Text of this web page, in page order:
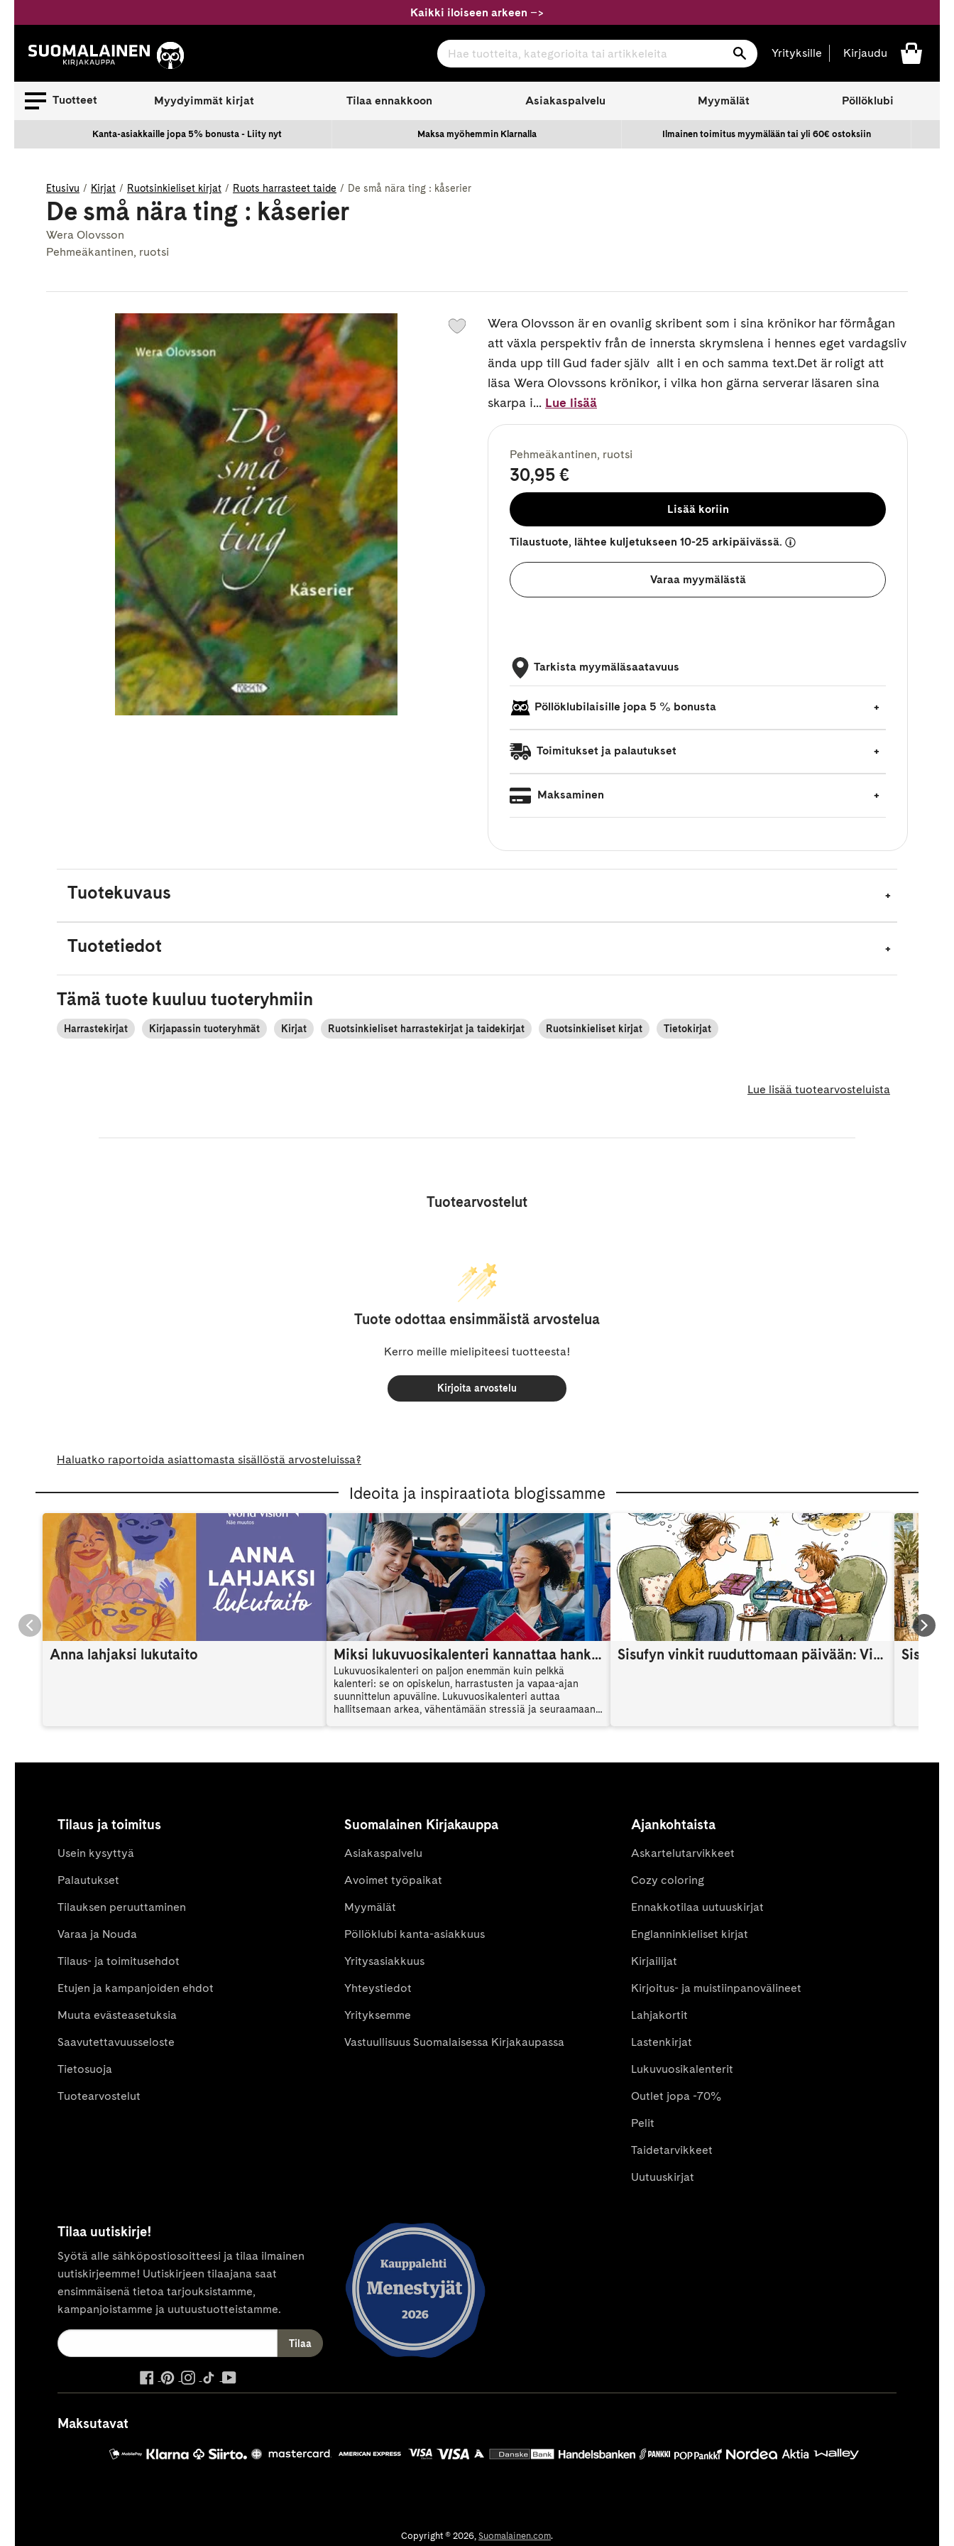
sisältöön
Kaikki iloiseen arkeen –>
Suomalainen.com Hae tuotteita, kategorioita tai artikkeleita
Hae Yrityksille Kirjaudu
Tuotteet Myydyimmät kirjat Tilaa ennakkoon Asiakaspalvelu Myymälät Pöllöklubi
Kanta-asiakkaille jopa 5% bonusta - Liity nyt Maksa myöhemmin Klarnalla Ilmainen toimitus myymälään tai yli 60€ ostoksiin
Etusivu Kirjat Ruotsinkieliset kirjat Ruots harrasteet taide De små nära ting : kåserier
De små nära ting : kåserier
Wera Olovsson
Pehmeäkantinen, ruotsi
Wera Olovsson är en ovanlig skribent som i sina krönikor har förmågan
att växla perspektiv från de innersta skrymslena i hennes eget vardagsliv
ända upp till Gud fader själv  allt i en och samma text.Det är roligt att
läsa Wera Olovssons krönikor, i vilka hon gärna serverar läsaren sina
skarpa i... Lue lisää
Pehmeäkantinen, ruotsi
30,95 €
Lisää koriin
Tilaustuote, lähtee kuljetukseen 10-25 arkipäivässä.
Varaa myymälästä
Tarkista myymäläsaatavuus
Pöllöklubilaisille jopa 5 % bonusta
Toimitukset ja palautukset
Maksaminen
Tuotekuvaus
Tuotetiedot
Tämä tuote kuuluu tuoteryhmiin
Harrastekirjat Kirjapassin tuoteryhmät Kirjat Ruotsinkieliset harrastekirjat ja taidekirjat Ruotsinkieliset kirjat Tietokirjat
Lue lisää tuotearvosteluista
Tuotearvostelut
Tuote odottaa ensimmäistä arvostelua
Kerro meille mielipiteesi tuotteesta!
Kirjoita arvostelu
Haluatko raportoida asiattomasta sisällöstä arvosteluissa?
Ideoita ja inspiraatiota blogissamme
Anna lahjaksi lukutaito Miksi lukuvuosikalenteri kannattaa hankkia? Opiskelijan apuväline arjenhallintaan
Lukuvuosikalenteri on paljon enemmän kuin pelkkä
kalenteri: se on opiskelun, harrastusten ja vapaa-ajan
suunnittelun apuväline. Lukuvuosikalenteri auttaa
hallitsemaan arkea, vähentämään stressiä ja seuraamaan
Sisufyn vinkit ruuduttomaan päivään: Vinkki 8
Tilaus ja toimitus
Usein kysyttyä
Palautukset
Tilauksen peruuttaminen
Varaa ja Nouda
Tilaus- ja toimitusehdot
Etujen ja kampanjoiden ehdot
Muuta evästeasetuksia
Saavutettavuusseloste
Tietosuoja
Tuotearvostelut
Suomalainen Kirjakauppa
Asiakaspalvelu
Avoimet työpaikat
Myymälät
Pöllöklubi kanta-asiakkuus
Yritysasiakkuus
Yhteystiedot
Yrityksemme
Vastuullisuus Suomalaisessa Kirjakaupassa
Ajankohtaista
Askartelutarvikkeet
Cozy coloring
Ennakkotilaa uutuuskirjat
Englanninkieliset kirjat
Kirjailijat
Kirjoitus- ja muistiinpanovälineet
Lahjakortit
Lastenkirjat
Lukuvuosikalenterit
Outlet jopa -70%
Pelit
Taidetarvikkeet
Uutuuskirjat
Tilaa uutiskirje!
Syötä alle sähköpostiosoitteesi ja tilaa ilmainen
uutiskirjeemme! Uutiskirjeen tilaajana saat
ensimmäisenä tietoa tarjouksistamme,
kampanjoistamme ja uutuustuotteistamme.
ulkoinen
palvelu,
ulkoinen
palvelu,
ulkoinen
palvelu,
ulkoinen
palvelu,
palvelu,
Maksutavat
MobilePay
Säästöpankki
Siirto
OP
Mastercard
Copyright © 2026, Suomalainen.com.